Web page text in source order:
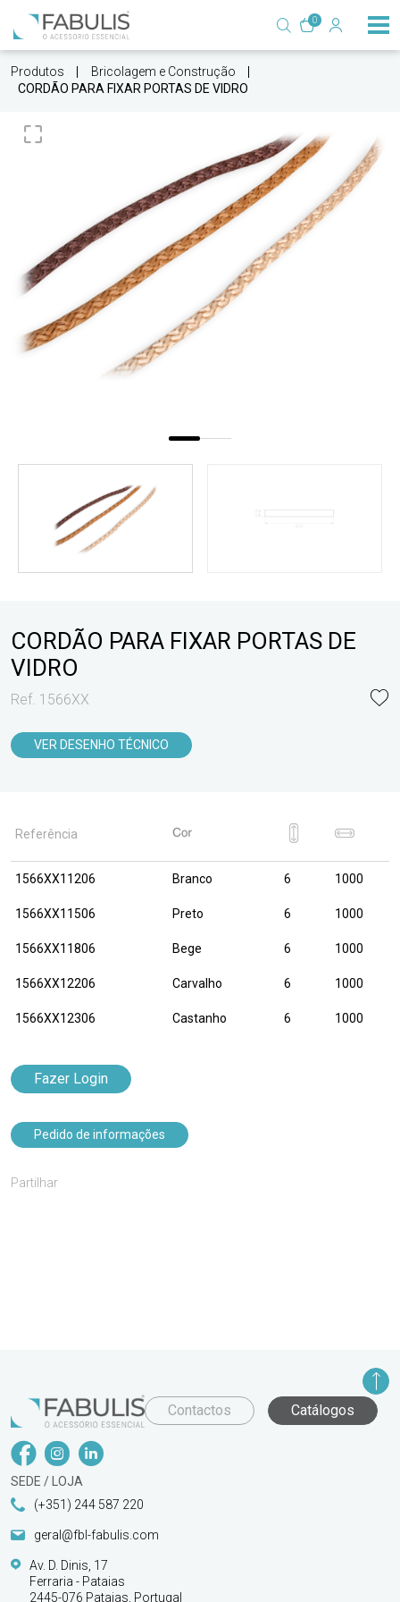
0
Produtos
Bricolagem e Construção
CORDÃO PARA FIXAR PORTAS DE VIDRO
CORDÃO PARA FIXAR PORTAS DE
VIDRO
Ref. 1566XX
VER DESENHO TÉCNICO
Referência
1566XX11206 Branco 6 1000
1566XX11506 Preto 6 1000
1566XX11806 Bege 6 1000
1566XX12206 Carvalho 6 1000
1566XX12306 Castanho 6 1000
Fazer Login
Pedido de informações
Partilhar
Contactos Catálogos
SEDE / LOJA
(+351) 244 587 220
geral@fbl-fabulis.com
Av. D. Dinis, 17
Ferraria - Pataias
2445-076 Pataias, Portugal